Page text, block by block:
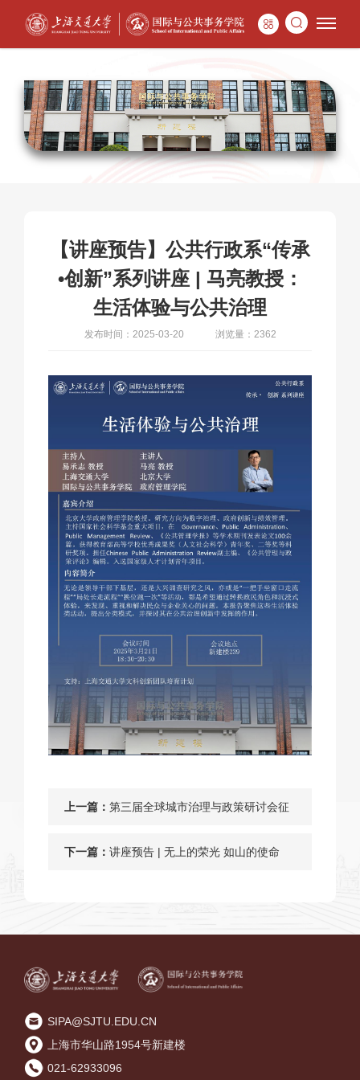
【讲座预告】公共行政系“传承
•创新”系列讲座 | 马亮教授：
生活体验与公共治理
发布时间：2025-03-20 浏览量：2362
上一篇： 第三届全球城市治理与政策研讨会征
文启事（第二轮）
下一篇： 讲座预告 | 无上的荣光 如山的使命
SIPA@SJTU.EDU.CN
上海市华山路1954号新建楼
021-62933096